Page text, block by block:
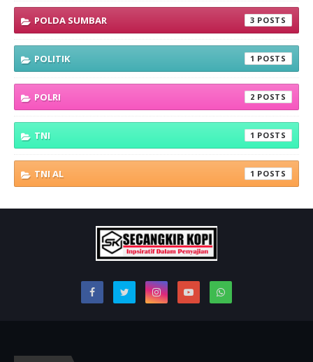
POLDA SUMBAR 3
POLITIK 1
POLRI 2
TNI 1
TNI AL 1